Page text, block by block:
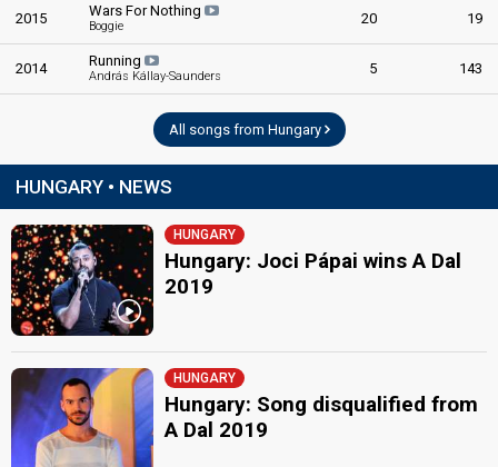
2015 Wars For Nothing
Boggie 20 19
2014 Running
András Kállay-Saunders 5 143
All songs from Hungary
HUNGARY • NEWS
HUNGARY
Hungary: Joci Pápai wins A Dal
2019
HUNGARY
Hungary: Song disqualified from
A Dal 2019